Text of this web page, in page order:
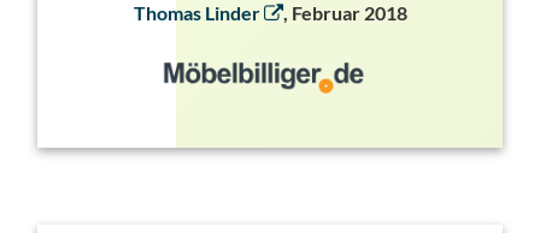
Thomas Linder , Februar 2018